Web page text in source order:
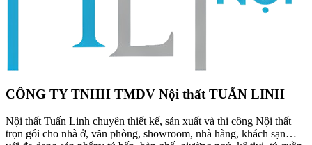
CÔNG TY TNHH TMDV Nội thất TUẤN LINH
Nội thất Tuấn Linh chuyên thiết kế, sản xuất và thi công Nội thất
trọn gói cho nhà ở, văn phòng, showroom, nhà hàng, khách sạn…